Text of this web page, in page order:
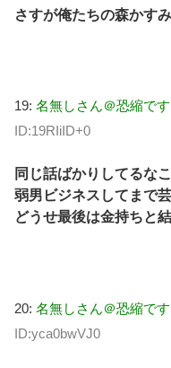
さすが俺たちの森かす
19: 名無しさん＠恐縮です
ID:19RIiID+0
同じ話ばかりしてるな
弱男ビジネスしてまで
どうせ最後は金持ちと
20: 名無しさん＠恐縮です
ID:yca0bwVJ0